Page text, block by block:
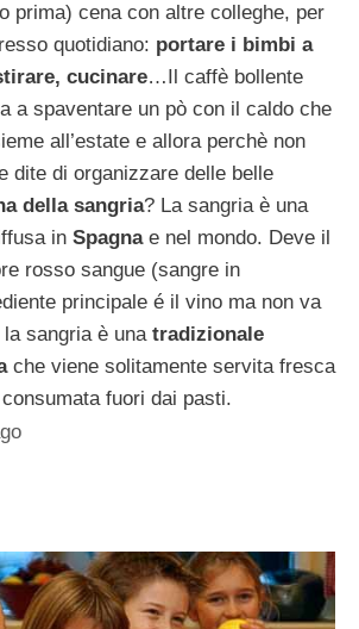
prima) cena con altre colleghe, per
quotidiano: portare i bimbi a
cucinare…Il caffè bollente
a spaventare un pò con il caldo che
all’estate e allora perchè non
dite di organizzare delle belle
della sangria? La sangria è una
in Spagnae nel mondo. Deve il
rosso sangue (sangre in
principale é il vino ma non va
sangria è una tradizionale
che viene solitamente servita fresca
fuori dai pasti.